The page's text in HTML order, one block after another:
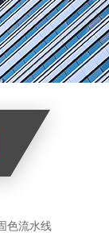
色流水线